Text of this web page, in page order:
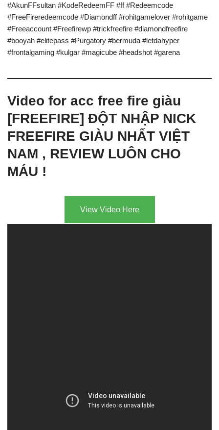
#AkunFFsultan #KodeRedeemFF #ff #Redeemcode
#FreeFireredeemcode #Diamondff #rohitgamelover #rohitgame
#Freeaccount #Freefirewp #trickfreefire #diamondfreefire
#booyah #elitepass #Purgatory #bermuda #letdahyper
#frontalgaming #kulgar #magicube #headshot #garena
Video for acc free fire giàu
[FREEFIRE] ĐỘT NHẬP NICK
FREEFIRE GIÀU NHẤT VIỆT
NAM , REVIEW LUÔN CHO
MÁU !
View Video Here